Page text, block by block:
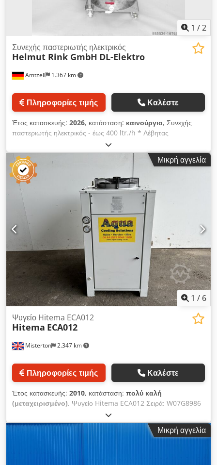
1 /2
Amtzell 1.367 km
Συνεχής παστεριωτής ηλεκτρικός
Helmut Rink GmbH DL-Elektro
Πληροφορίες τιμής Καλέστε
Έτος κατασκευής: 2026, κατάσταση: καινούργιο, Συνεχής
παστεριωτής ηλεκτρικός - έως 400 ltr./h * Λέβητας
υδατόλουτρου * Ηλεκτρική θέρμανση 13,5 / 18 / 27 / 31,5 kW
- 400 V * Δεξαμενή 150 λίτρων από ανοξείδωτο χάλυβα με
θερμομόνωση * Σωληνοειδής εναλλάκτης θερμότητας από
ανοξείδωτο χάλυβα * Αυτόματη διάταξη ασφαλείας χαμηλής
θερμοκρασίας (απαιτείται πεπιεσμένος αέρας) * Αντλία χυμού
από ανοξείδωτο χάλυβα * Πλαίσιο με υποδοχή για τη διάταξη
ασφαλείας χαμηλής θερμοκρασίας και την αντλία ##### RINK
- Παστεριωτές για περισσότερα από 30 χρόνια Djdot Uzitopfx
Akhsck Αποδεδειγμένη τεχνολογία - περισσότερες από 500
μονάδες σε χρήση από πελάτες
Μικρή αγγελία
1 / 6
Misterton 2.347 km
Ψυγείο Hitema ECA012
Hitema ECA012
Πληροφορίες τιμής Καλέστε
Έτος κατασκευής: 2010, κατάσταση: πολύ καλή
(μεταχειρισμένο), Ψυγείο Hitema ECA012 Σειρά: W07G8986
2010, ψύκτης, μέγιστη πίεση 28bar, ψυκτικό R407C, μέγιστη
πίεση νερού 3bar, μέγιστη ένταση 14.6A, 3Ph Dcsdenxlrzspfx
Μικρή αγγελία